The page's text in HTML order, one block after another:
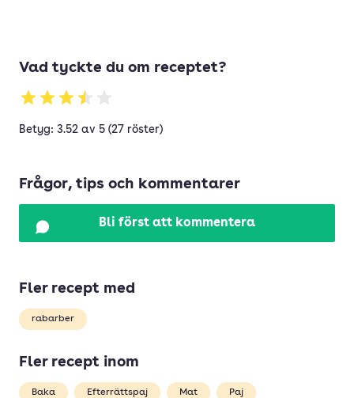
Vad tyckte du om receptet?
Betyg: 3.52 av 5 (27 röster)
Frågor, tips och kommentarer
Bli först att kommentera
Fler recept med
rabarber
Fler recept inom
Baka Efterrättspaj Mat Paj